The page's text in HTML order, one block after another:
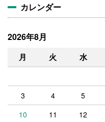
カレンダー
2026年8月
月 火 水
3
4 5
10
11 12